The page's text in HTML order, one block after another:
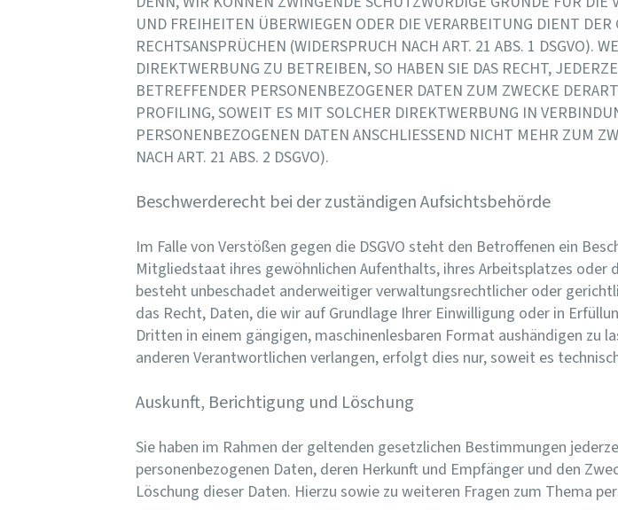
UND FREIHEITEN ÜBERWIEGEN ODER DIE VERARBEITUNG DIENT
RECHTSANSPRÜCHEN (WIDERSPRUCH NACH ART. 21 ABS. 1 DSGVO).
DIREKTWERBUNG ZU BETREIBEN, SO HABEN SIE DAS RECHT,
BETREFFENDER PERSONENBEZOGENER DATEN ZUM ZWECKE
PROFILING, SOWEIT ES MIT SOLCHER DIREKTWERBUNG IN
PERSONENBEZOGENEN DATEN ANSCHLIESSEND NICHT MEHR ZUM
NACH ART. 21 ABS. 2 DSGVO).
Beschwerderecht bei der zuständigen Aufsichtsbehörde
Im Falle von Verstößen gegen die DSGVO steht den Betroffenen ein
Mitgliedstaat ihres gewöhnlichen Aufenthalts, ihres Arbeitsplatzes
besteht unbeschadet anderweitiger verwaltungsrechtlicher oder
das Recht, Daten, die wir auf Grundlage Ihrer Einwilligung oder in
Dritten in einem gängigen, maschinenlesbaren Format aushändigen zu
anderen Verantwortlichen verlangen, erfolgt dies nur, soweit es
Auskunft, Berichtigung und Löschung
Sie haben im Rahmen der geltenden gesetzlichen Bestimmungen
personenbezogenen Daten, deren Herkunft und Empfänger und den
Löschung dieser Daten. Hierzu sowie zu weiteren Fragen zum Thema